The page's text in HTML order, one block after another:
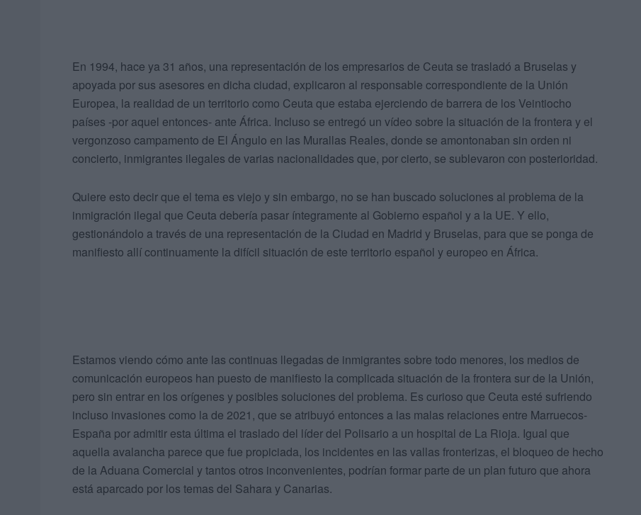
En 1994, hace ya 31 años, una representación de los empresarios de Ceuta se trasladó a Bruselas y
apoyada por sus asesores en dicha ciudad, explicaron al responsable correspondiente de la Unión
Europea, la realidad de un territorio como Ceuta que estaba ejerciendo de barrera de los Veintiocho
países -por aquel entonces- ante África. Incluso se entregó un vídeo sobre la situación de la frontera y el
vergonzoso campamento de El Ángulo en las Murallas Reales, donde se amontonaban sin orden ni
concierto, inmigrantes ilegales de varias nacionalidades que, por cierto, se sublevaron con posterioridad.
Quiere esto decir que el tema es viejo y sin embargo, no se han buscado soluciones al problema de la
inmigración ilegal que Ceuta debería pasar íntegramente al Gobierno español y a la UE. Y ello,
gestionándolo a través de una representación de la Ciudad en Madrid y Bruselas, para que se ponga de
manifiesto allí continuamente la difícil situación de este territorio español y europeo en África.
Estamos viendo cómo ante las continuas llegadas de inmigrantes sobre todo menores, los medios de
comunicación europeos han puesto de manifiesto la complicada situación de la frontera sur de la Unión,
pero sin entrar en los orígenes y posibles soluciones del problema. Es curioso que Ceuta esté sufriendo
incluso invasiones como la de 2021, que se atribuyó entonces a las malas relaciones entre Marruecos-
España por admitir esta última el traslado del líder del Polisario a un hospital de La Rioja. Igual que
aquella avalancha parece que fue propiciada, los incidentes en las vallas fronterizas, el bloqueo de hecho
de la Aduana Comercial y tantos otros inconvenientes, podrían formar parte de un plan futuro que ahora
está aparcado por los temas del Sahara y Canarias.